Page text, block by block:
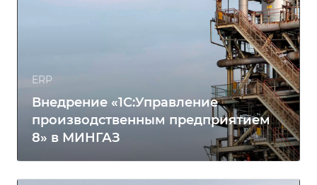
ERP
Внедрение «1С:Управление
производственным предприятием
8» в МИНГАЗ